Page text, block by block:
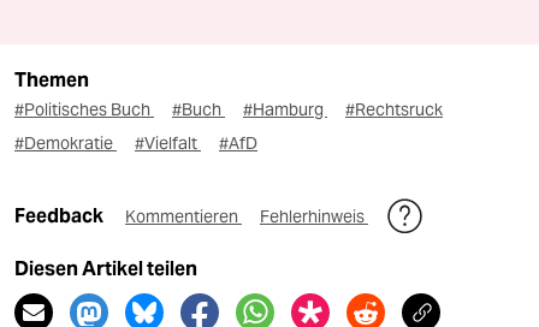
Themen
#Politisches Buch #Buch #Hamburg
#Rechtsruck
#Demokratie
#Vielfalt #AfD
Feedback Kommentieren Fehlerhinweis
Diesen Artikel teilen